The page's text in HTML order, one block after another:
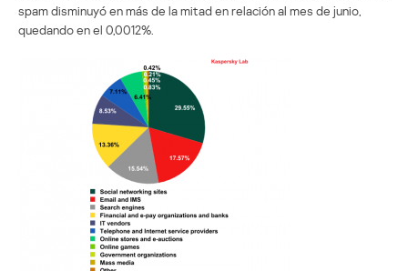
spam disminuyó en más de la mitad en relación al mes de junio,
quedando en el 0,0012%.